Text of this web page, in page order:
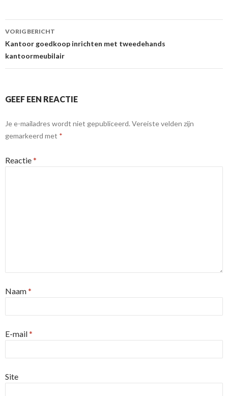
Berichtnavigatie
VORIG BERICHT
Kantoor goedkoop inrichten met tweedehands
kantoormeubilair
GEEF EEN REACTIE
Je e-mailadres wordt niet gepubliceerd. Vereiste velden zijn
gemarkeerd met *
Reactie*
Naam*
E-mail*
Site